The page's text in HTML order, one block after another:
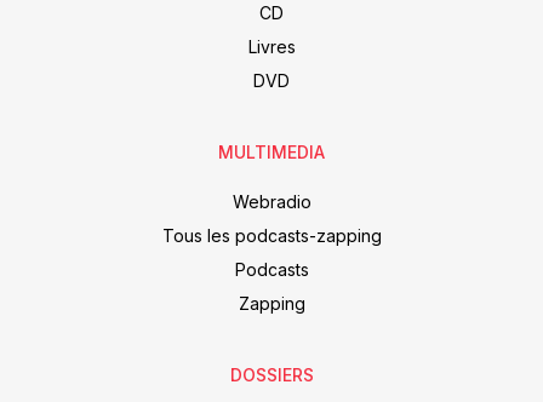
CD
Livres
DVD
MULTIMEDIA
Webradio
Tous les podcasts-zapping
Podcasts
Zapping
DOSSIERS